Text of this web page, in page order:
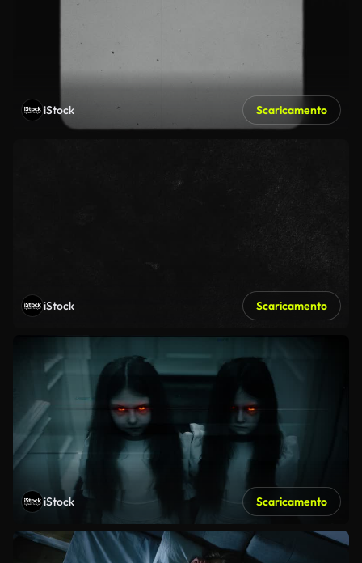
iStock Scaricamento
iStock Scaricamento
iStock Scaricamento